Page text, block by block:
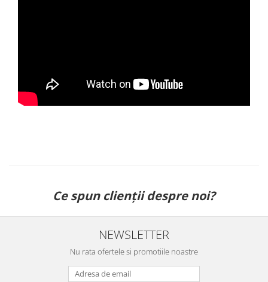
Ce spun clienții despre noi?
NEWSLETTER
Nu rata ofertele si promotiile noastre